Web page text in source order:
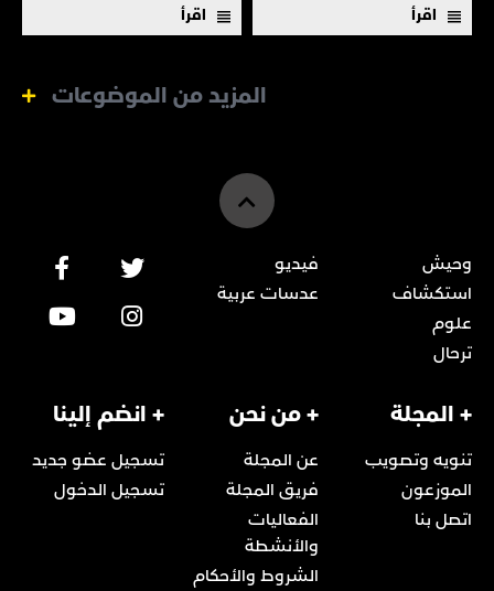
اقرأ اقرأ
المزيد من الموضوعات
وحيش
استكشاف
علوم
ترحال
فيديو
عدسات عربية
+ المجلة
تنويه وتصويب
الموزعون
اتصل بنا
+ من نحن
عن المجلة
فريق المجلة
الفعاليات
والأنشطة
الشروط والأحكام
+ انضم إلينا
تسجيل عضو جديد
تسجيل الدخول